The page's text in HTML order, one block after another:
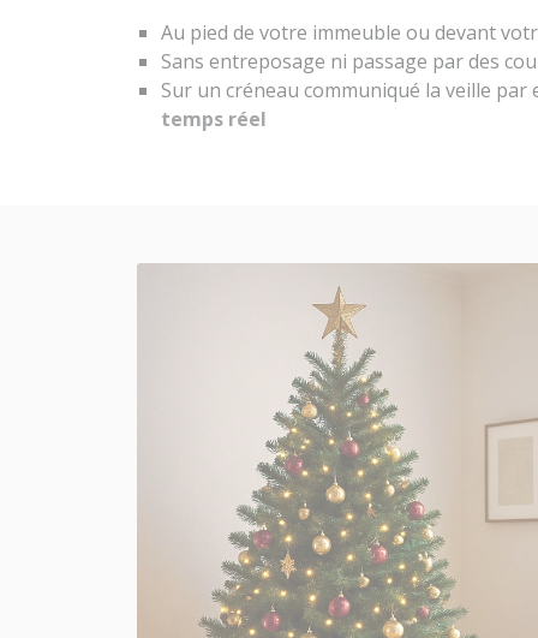
Au pied de votre immeuble ou devant
Sans entreposage ni passage par des
Sur un créneau communiqué la veille par
temps réel